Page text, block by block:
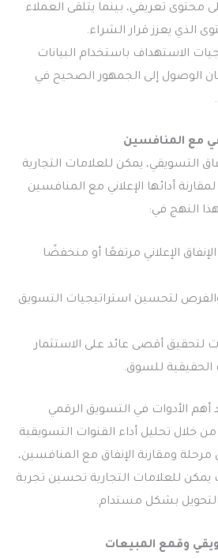
محتوى تعريفي، بينما يتلقى العملاء
الذي يعزز قرار الشراء.
الاستهداف باستخدام البيانات
الوصول إلى الجمهور الصحيح في
مع المنافسين
التسويقي، يمكن للعلامات التجارية
أدائها الإعلاني مع المنافسين
النهج في:
الإعلاني مرتفعًا أو منخفضًا
لتحسين استراتيجيات التسويق
لتحقيق أقصى عائد على الاستثمار
الحقيقية للسوق.
أهم الأدوات في التسويق الرقمي
خلال تحليل أداء القنوات التسويقية
ومقارنة الإنفاق مع المنافسين،
يمكن للعلامات التجارية تحسين تجربة
التحويل بشكل مستدام.
وقمع المبيعات